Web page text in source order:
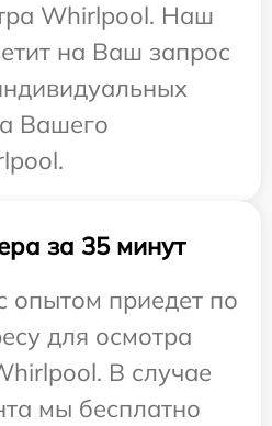
Whirlpool. Наш
на Ваш запрос
Вашего
за 35 минут
опытом приедет по
для осмотра
В случае
мы бесплатно